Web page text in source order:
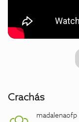
Crachás
madalenaofp